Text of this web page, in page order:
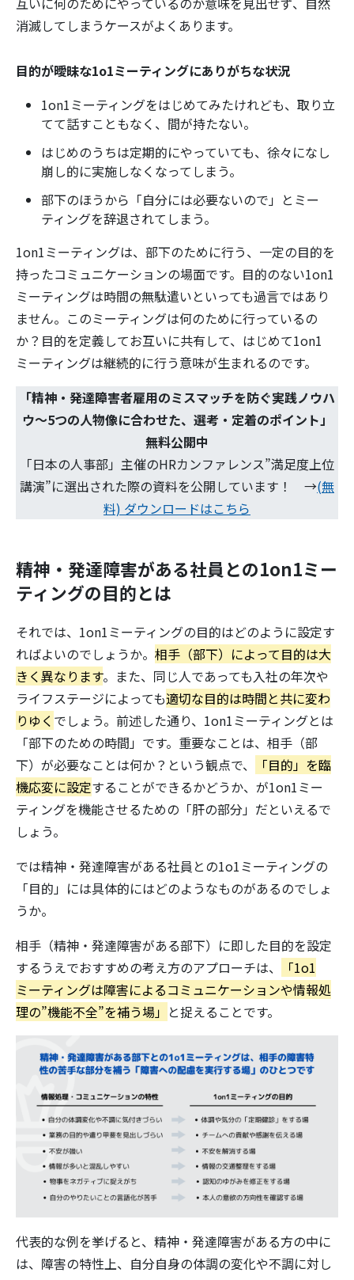
消滅してしまうケースがよくあります。
目的が曖昧な1o1ミーティングにありがちな状況
1on1ミーティングをはじめてみたけれども、取り立
てて話すこともなく、間が持たない。
はじめのうちは定期的にやっていても、徐々になし
崩し的に実施しなくなってしまう。
部下のほうから「自分には必要ないので」とミー
ティングを辞退されてしまう。
1on1ミーティングは、部下のために行う、一定の目的を
持ったコミュニケーションの場面です。目的のない1on1
ミーティングは時間の無駄遣いといっても過言ではあり
ません。このミーティングは何のために行っているの
か？目的を定義してお互いに共有して、はじめて1on1
ミーティングは継続的に行う意味が生まれるのです。
「精神・発達障害者雇用のミスマッチを防ぐ実践ノウハ
ウ～5つの人物像に合わせた、選考・定着のポイント」
無料公開中
「日本の人事部」主催のHRカンファレンス”満足度上位
講演”に選出された際の資料を公開しています！ →(無
料) ダウンロードはこちら
精神・発達障害がある社員との1on1ミー
ティングの目的とは
それでは、1on1ミーティングの目的はどのように設定す
ればよいのでしょうか。 相手（部下）によって目的は大
きく異なります。また、同じ人であっても入社の年次や
ライフステージによっても適切な目的は時間と共に変わ
りゆく でしょう。前述した通り、1on1ミーティングとは
「部下のための時間」です。重要なことは、相手（部
下）が必要なことは何か？という観点で、
「目的」を臨
機応変に設定することができるかどうか、が1on1ミー
ティングを機能させるための「肝の部分」だといえるで
しょう。
では精神・発達障害がある社員との1o1ミーティングの
「目的」には具体的にはどのようなものがあるのでしょ
うか。
相手（精神・発達障害がある部下）に即した目的を設定
するうえでおすすめの考え方のアプローチは、
「1o1
ミーティングは障害によるコミュニケーションや情報処
理の”機能不全”を補う場」 と捉えることです。
代表的な例を挙げると、精神・発達障害がある方の中に
は、障害の特性上、自分自身の体調の変化や不調に対し